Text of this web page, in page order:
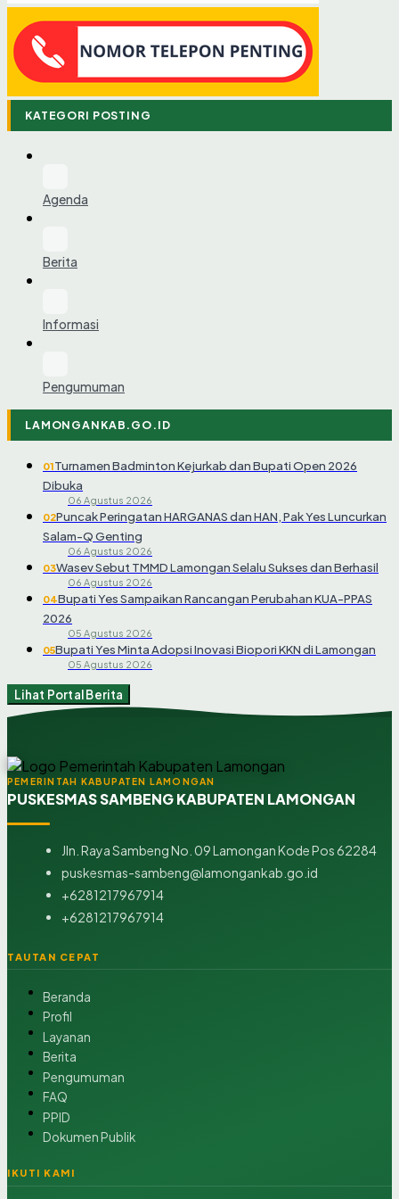
KATEGORI POSTING
Agenda
Berita
Informasi
Pengumuman
LAMONGANKAB.GO.ID
01Turnamen Badminton Kejurkab dan Bupati Open 2026
Dibuka
06 Agustus 2026
02Puncak Peringatan HARGANAS dan HAN, Pak Yes Luncurkan
Salam-Q Genting
06 Agustus 2026
03Wasev Sebut TMMD Lamongan Selalu Sukses dan Berhasil
06 Agustus 2026
04Bupati Yes Sampaikan Rancangan Perubahan KUA-PPAS
2026
05 Agustus 2026
05Bupati Yes Minta Adopsi Inovasi Biopori KKN di Lamongan
05 Agustus 2026
Lihat Portal Berita
PEMERINTAH KABUPATEN LAMONGAN
PUSKESMAS SAMBENG KABUPATEN LAMONGAN
Jln. Raya Sambeng No. 09 Lamongan Kode Pos 62284
puskesmas-sambeng@lamongankab.go.id
+6281217967914
+6281217967914
TAUTAN CEPAT
Beranda
Profil
Layanan
Berita
Pengumuman
FAQ
PPID
Dokumen Publik
IKUTI KAMI